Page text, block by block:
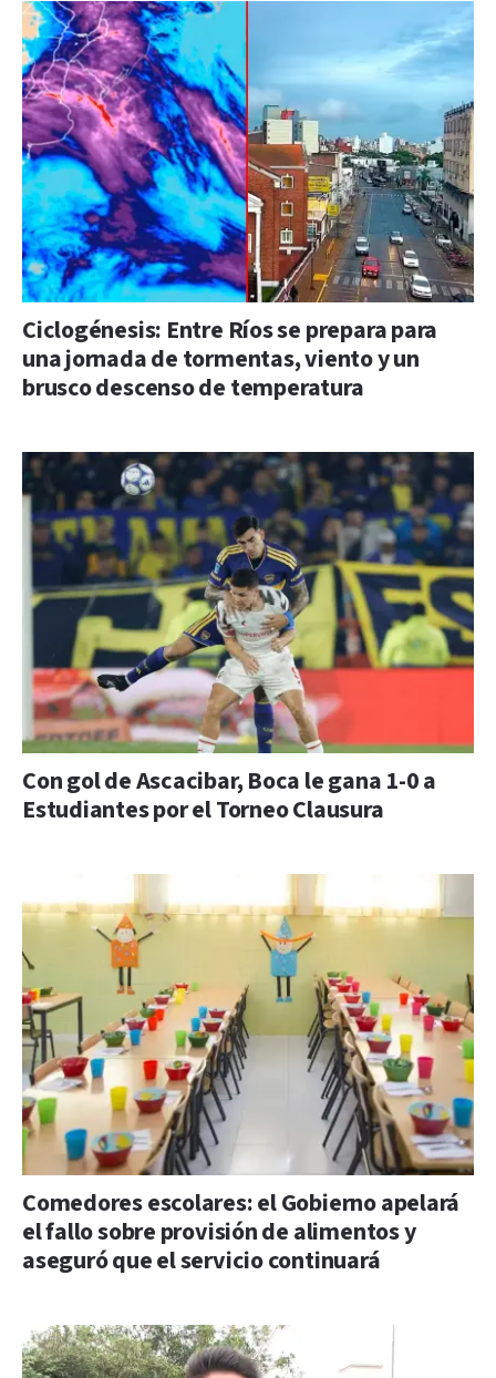
Ciclogénesis: Entre Ríos se prepara para
una jornada de tormentas, viento y un
brusco descenso de temperatura
Con gol de Ascacibar, Boca le gana 1-0 a
Estudiantes por el Torneo Clausura
Comedores escolares: el Gobierno apelará
el fallo sobre provisión de alimentos y
aseguró que el servicio continuará